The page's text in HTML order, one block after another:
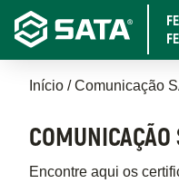
Pular
para
o
conteúdoTrilha
de
navegação
Início Comunicação
COMUNICAÇÃO
Encontre aqui os